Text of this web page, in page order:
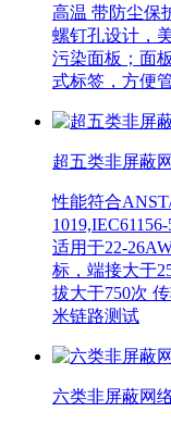
高温 带防尘保
螺钉孔设计，
污染面板；面
式标签，方便
超五类非屏蔽
性能符合
适用于22-
标，端接大于
拔大于750次
米链路测试
六类非屏蔽网